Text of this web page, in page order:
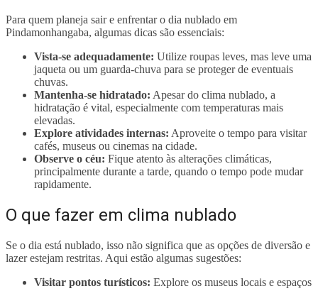
Para quem planeja sair e enfrentar o dia nublado em
Pindamonhangaba, algumas dicas são essenciais:
Vista-se adequadamente: Utilize roupas leves, mas leve uma
jaqueta ou um guarda-chuva para se proteger de eventuais
chuvas.
Mantenha-se hidratado: Apesar do clima nublado, a
hidratação é vital, especialmente com temperaturas mais
elevadas.
Explore atividades internas: Aproveite o tempo para visitar
cafés, museus ou cinemas na cidade.
Observe o céu: Fique atento às alterações climáticas,
principalmente durante a tarde, quando o tempo pode mudar
rapidamente.
O que fazer em clima nublado
Se o dia está nublado, isso não significa que as opções de diversão e
lazer estejam restritas. Aqui estão algumas sugestões:
Visitar pontos turísticos: Explore os museus locais e espaços